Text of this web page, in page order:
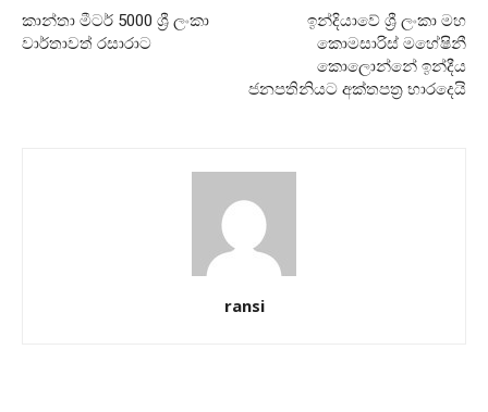
කාන්තා මීටර් 5000 ශ්‍රී ලංකා
වාර්තා­වත් රසා­රාට
ඉන්දියාවේ ශ්‍රී ලංකා මහ
කොමසාරිස් මහේෂිනී
කොලොන්නේ ඉන්දීය
ජනපතිනියට අක්තපත්‍ර භාරදෙයි
ransi